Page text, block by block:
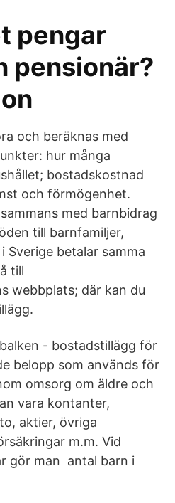
pengar
pensionär?
och beräknas med
hur många
bostadskostnad
och förmögenhet.
med barnbidrag
till barnfamiljer,
Sverige betalar samma
till
webbplats; där kan du
- bostadstillägg för
belopp som används för
omsorg om äldre och
vara kontanter,
aktier, övriga
m.m. Vid
gör man antal barn i